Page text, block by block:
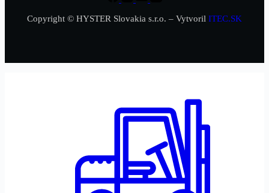
Copyright © HYSTER Slovakia s.r.o. – Vytvoril ITEC.SK